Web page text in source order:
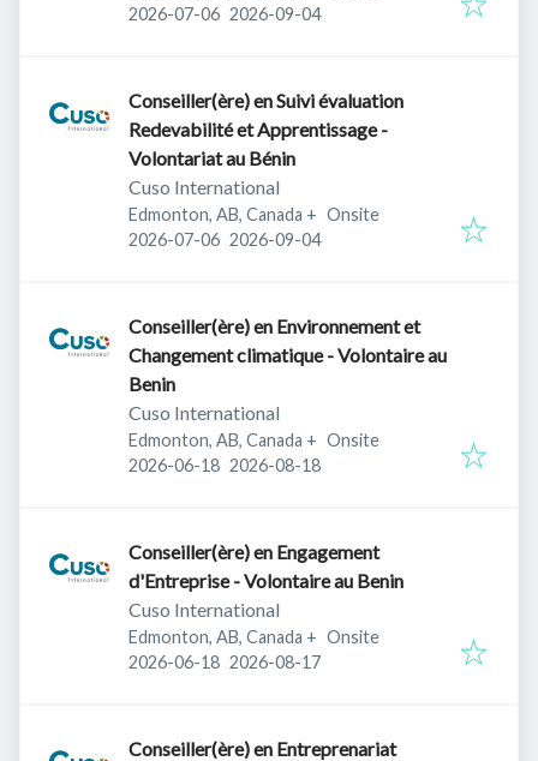
Published:
2026-07-06 Expires:
2026-09-04
Conseiller(ère) en Suivi évaluation
Redevabilité et Apprentissage -
Volontariat au Bénin
Cuso International
Edmonton, AB, Canada + Onsite
Published:
2026-07-06 Expires:
2026-09-04
Conseiller(ère) en Environnement et
Changement climatique - Volontaire au
Benin
Cuso International
Edmonton, AB, Canada + Onsite
Published:
2026-06-18 Expires:
2026-08-18
Conseiller(ère) en Engagement
d'Entreprise - Volontaire au Benin
Cuso International
Edmonton, AB, Canada + Onsite
Published:
2026-06-18 Expires:
2026-08-17
Conseiller(ère) en Entreprenariat